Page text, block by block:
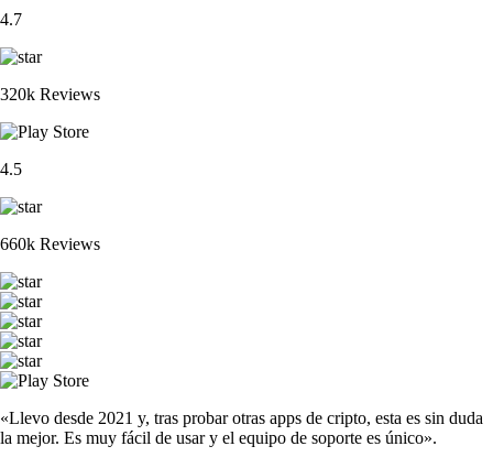
4.7
320k Reviews
4.5
660k Reviews
«Llevo desde 2021 y, tras probar otras apps de cripto, esta es sin duda
la mejor. Es muy fácil de usar y el equipo de soporte es único».